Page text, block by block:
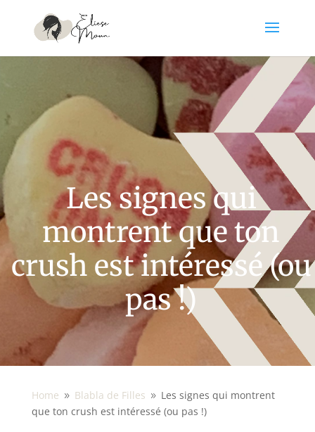
Les signes qui
montrent que ton
crush est intéressé (ou
pas !)
Home 9 Blabla de Filles 9 Les signes qui montrent
que ton crush est intéressé (ou pas !)